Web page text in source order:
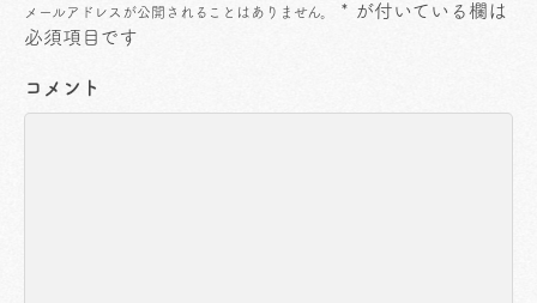
メールアドレスが公開されることはありません。 * が付いている欄は
必須項目です
コメント